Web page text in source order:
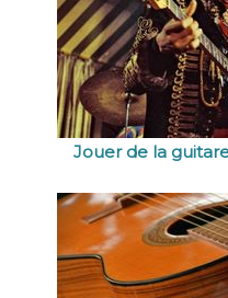
Jouer de la